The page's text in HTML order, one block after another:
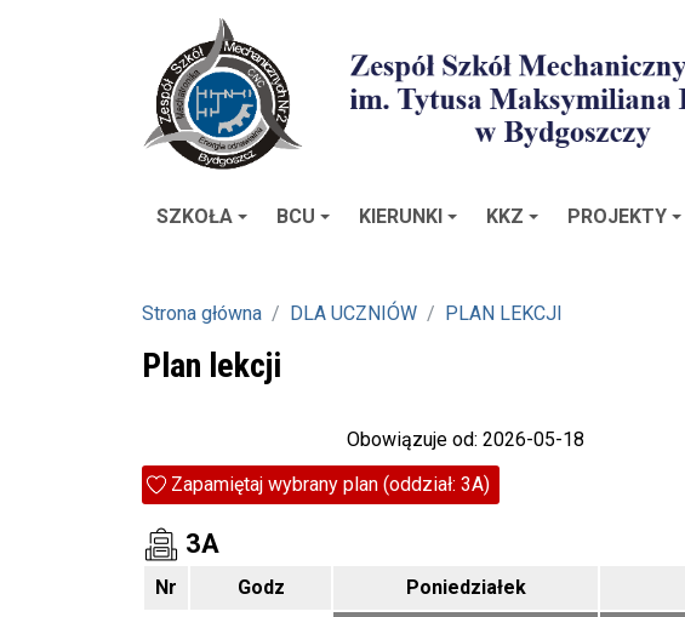
SZKOŁA BCU KIERUNKI KKZ PROJEKTY
Strona główna DLA UCZNIÓW PLAN LEKCJI
Plan lekcji
Obowiązuje od: 2026-05-18
Zapamiętaj wybrany plan (oddział: 3A)
3A
Nr Godz Poniedziałek